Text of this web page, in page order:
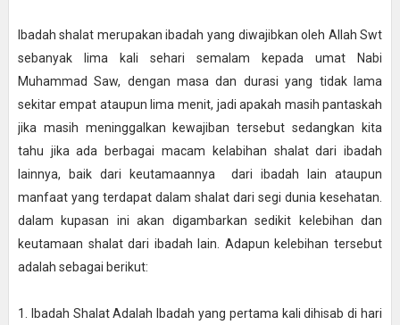
Ibadah shalat merupakan ibadah yang diwajibkan oleh Allah Swt
sebanyak lima kali sehari semalam kepada umat Nabi
Muhammad Saw, dengan masa dan durasi yang tidak lama
sekitar empat ataupun lima menit, jadi apakah masih pantaskah
jika masih meninggalkan kewajiban tersebut sedangkan kita
tahu jika ada berbagai macam kelabihan shalat dari ibadah
lainnya, baik dari keutamaannya dari ibadah lain ataupun
manfaat yang terdapat dalam shalat dari segi dunia kesehatan.
dalam kupasan ini akan digambarkan sedikit kelebihan dan
keutamaan shalat dari ibadah lain. Adapun kelebihan tersebut
adalah sebagai berikut:
1. Ibadah Shalat Adalah Ibadah yang pertama kali dihisab di hari